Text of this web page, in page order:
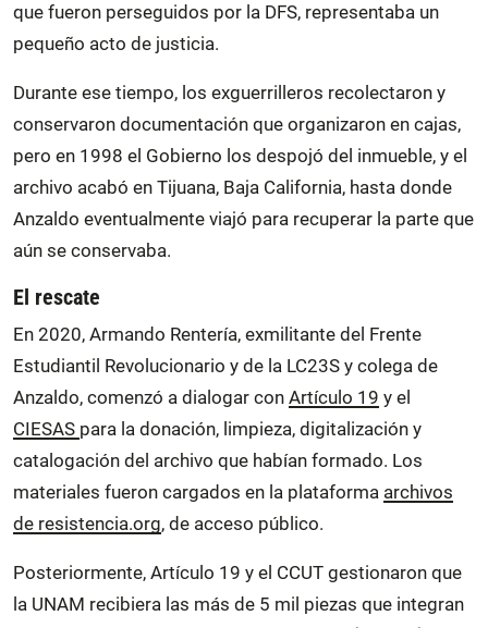
que fueron perseguidos por la DFS, representaba un
pequeño acto de justicia.
Durante ese tiempo, los exguerrilleros recolectaron y
conservaron documentación que organizaron en cajas,
pero en 1998 el Gobierno los despojó del inmueble, y el
archivo acabó en Tijuana, Baja California, hasta donde
Anzaldo eventualmente viajó para recuperar la parte que
aún se conservaba.
El rescate
En 2020, Armando Rentería, exmilitante del Frente
Estudiantil Revolucionario y de la LC23S y colega de
Anzaldo, comenzó a dialogar con Artículo 19 y el
CIESAS para la donación, limpieza, digitalización y
catalogación del archivo que habían formado. Los
materiales fueron cargados en la plataforma archivos
de resistencia.org, de acceso público.
Posteriormente, Artículo 19 y el CCUT gestionaron que
la UNAM recibiera las más de 5 mil piezas que integran